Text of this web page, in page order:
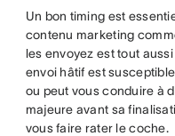
Un bon timing est
contenu marketing
les envoyez est tout
envoi hâtif est
ou peut vous conduire à
majeure avant sa
vous faire rater le coche.